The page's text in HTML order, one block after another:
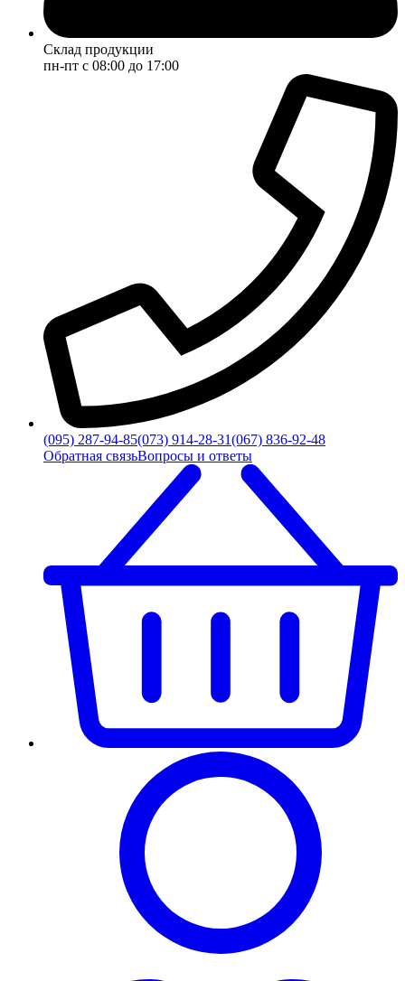
Склад продукции
пн-пт с 08:00 до 17:00
(095) 287-94-85(073) 914-28-31(067) 836-92-48
Обратная связьВопросы и ответы